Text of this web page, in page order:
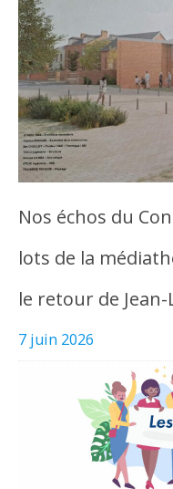
Nos échos du
lots de la
le retour de Jean-
7 juin 2026